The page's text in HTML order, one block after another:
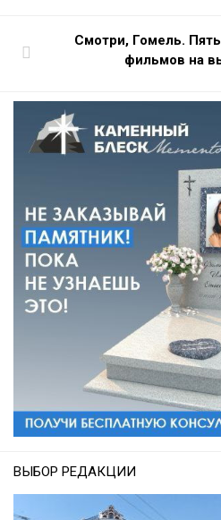
Смотри, Гомель.
фильмов на
ВЫБОР РЕДАКЦИИ